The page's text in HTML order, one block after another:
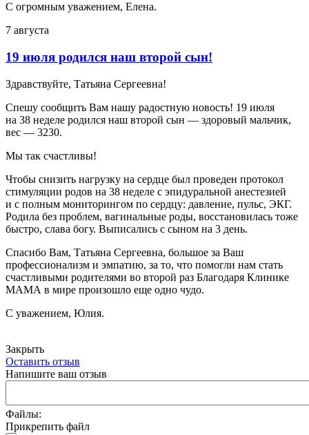
С огромным уважением, Елена.
7 августа
19 июля родился наш второй сын!
Здравствуйте, Татьяна Сергеевна!
Спешу сообщить Вам нашу радостную новость! 19 июля
на 38 неделе родился наш второй сын — здоровый мальчик,
вес — 3230.
Мы так счастливы!
Чтобы снизить нагрузку на сердце был проведен протокол
стимуляции родов на 38 неделе с эпидуральной анестезией
и с полным мониторингом по сердцу: давление, пульс, ЭКГ.
Родила без проблем, вагинальные роды, восстановилась тоже
быстро, слава богу. Выписались с сыном на 3 день.
Спасибо Вам, Татьяна Сергеевна, большое за Ваш
профессионализм и эмпатию, за то, что помогли нам стать
счастливыми родителями во второй раз Благодаря Клинике
МАМА в мире произошло еще одно чудо.
С уважением, Юлия.
Закрыть
Оставить отзыв
Напишите ваш отзыв
Файлы:
Прикрепить файл